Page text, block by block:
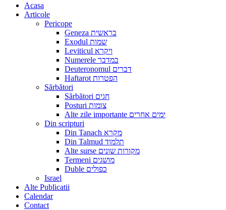
Acasa
Articole
Pericope
Geneza בראשית
Exodul שמות
Leviticul ויקרא
Numerele במדבר
Deuteronomul דברים
Haftarot הפטרות
Sărbători
Sărbători חגים
Posturi צומות
Alte zile importante ימים אחרים
Din scripturi
Din Tanach מקרא
Din Talmud תלמוד
Alte surse מקורות שונים
Termeni מושגים
Duble כפולים
Israel
Alte Publicatii
Calendar
Contact